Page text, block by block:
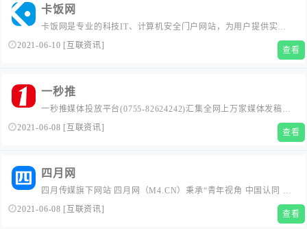
卡饭网
卡饭网是专业的科技IT、计算机安全门户网站，为用户提供实时
的科技资讯、计算机安全新闻，旗下卡饭论坛是国内知名的计算
2021-06-10 [ 互联资讯] 查看
一秒推
一秒推媒体投放平台(0755-82624242)汇集全网上万家媒体发稿渠
道。为企业提供软文发布、新闻稿发布、新闻软文营销推广等服
2021-06-08 [互联资讯] 查看
四月网
四月传媒旗下网站 四月网（M4.CN）秉承“青年视角 中国认同 思
想争鸣 全球关怀”的理念，致力于汇聚并培养有理想、有理性、有
国际视野、有家国情怀的青年精英，承继往圣绝学，传播中华文
2021-06-08 [ 互联资讯] 查看